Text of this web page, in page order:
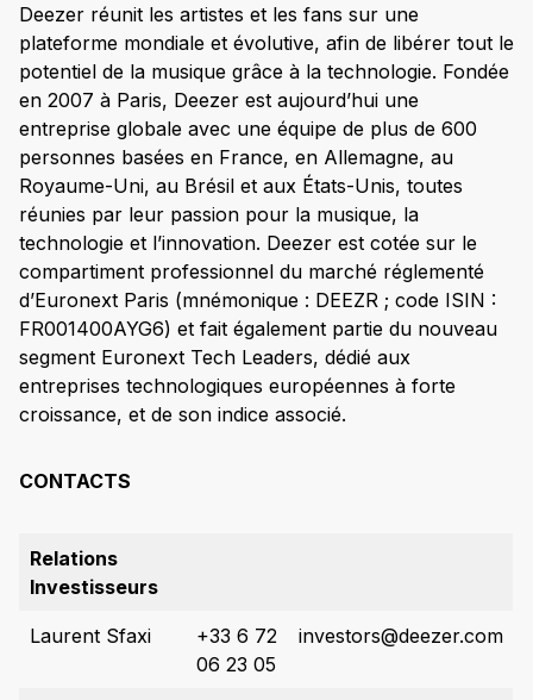
Deezer réunit les artistes et les fans sur une
plateforme mondiale et évolutive, afin de libérer tout le
potentiel de la musique grâce à la technologie. Fondée
en 2007 à Paris, Deezer est aujourd’hui une
entreprise globale avec une équipe de plus de 600
personnes basées en France, en Allemagne, au
Royaume-Uni, au Brésil et aux États-Unis, toutes
réunies par leur passion pour la musique, la
technologie et l’innovation. Deezer est cotée sur le
compartiment professionnel du marché réglementé
d’Euronext Paris (mnémonique : DEEZR ; code ISIN :
FR001400AYG6) et fait également partie du nouveau
segment Euronext Tech Leaders, dédié aux
entreprises technologiques européennes à forte
croissance, et de son indice associé.
CONTACTS
Relations
Investisseurs
Laurent Sfaxi
+33 6 72
06 23 05
investors@deezer.com